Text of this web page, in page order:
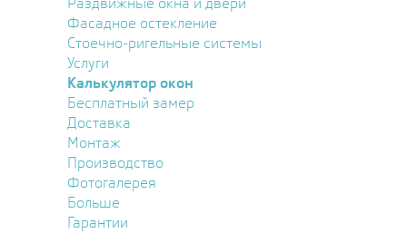
Фасадное остекление
Стоечно-ригельные системы
Услуги
Калькулятор окон
Бесплатный замер
Доставка
Монтаж
Производство
Фотогалерея
Больше
Гарантии